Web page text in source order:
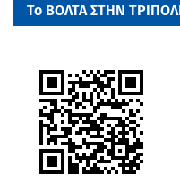
Το ΒΟΛΤΑ ΣΤΗΝ